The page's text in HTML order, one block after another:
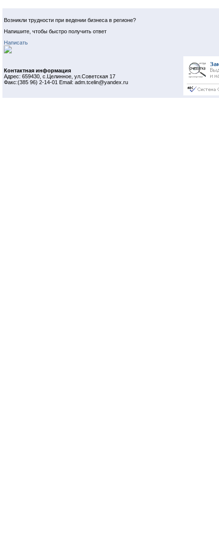
Возникли трудности при ведении бизнеса в регионе?
Напишите, чтобы быстро получить ответ
Написать
Контактная информация
Адрес: 659430, с.Целинное, ул.Советская 17
Факс:(385 96) 2-14-01 Email: adm.tcelin@yandex.ru